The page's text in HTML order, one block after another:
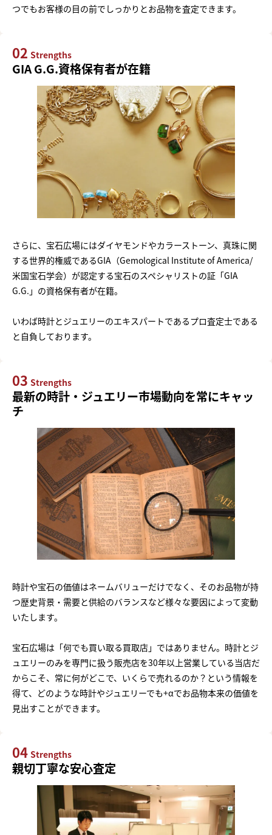
つでもお客様の目の前でしっかりとお品物を査定できます。
02 Strengths
GIA G.G.資格保有者が在籍
さらに、宝石広場にはダイヤモンドやカラーストーン、真珠に関
する世界的権威であるGIA（Gemological Institute of America/
米国宝石学会）が認定する宝石のスペシャリストの証「GIA
G.G.」の資格保有者が在籍。
いわば時計とジュエリーのエキスパートであるプロ査定士である
と自負しております。
03 Strengths
最新の時計・ジュエリー市場動向を常にキャッ
チ
時計や宝石の価値はネームバリューだけでなく、そのお品物が持
つ歴史背景・需要と供給のバランスなど様々な要因によって変動
いたします。
宝石広場は「何でも買い取る買取店」ではありません。時計とジ
ュエリーのみを専門に扱う販売店を30年以上営業している当店だ
からこそ、常に何がどこで、いくらで売れるのか？という情報を
得て、どのような時計やジュエリーでも+αでお品物本来の価値を
見出すことができます。
04 Strengths
親切丁寧な安心査定